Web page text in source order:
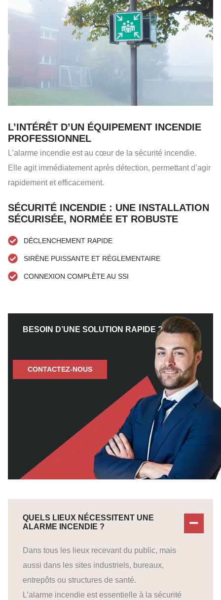
L’INTÉRÊT D’UN ÉQUIPEMENT INCENDIE
PROFESSIONNEL
L’alarme incendie est au cœur de la sécurité incendie.
Elle agit immédiatement après détection, permettant d’agir
rapidement et efficacement.
SÉCURITÉ INCENDIE : UNE INSTALLATION
SÉCURISÉE, NORMÉE ET ROBUSTE
DÉCLENCHEMENT RAPIDE
SIRÈNE PUISSANTE ET RÉGLEMENTAIRE
CONNEXION COMPLÈTE AU SSI
BESOIN D’UNE SOLUTION RAPIDE ?
CONTACTEZ-NOUS
QUELS LIEUX NÉCESSITENT UNE
ALARME INCENDIE ?
Dans tous les lieux recevant du public, mais
aussi dans les sites industriels, bureaux,
entrepôts ou structures de santé.
L’alarme incendie est essentielle à la sécurité